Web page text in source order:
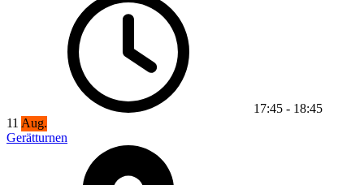
17:45 - 18:45
11 Aug.
Gerätturnen